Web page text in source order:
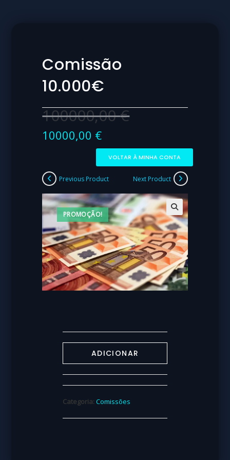
Comissão
10.000€
100000,00€
10000,00 €
VOLTAR À MINHA CONTA
PROMOÇÃO!
Previous Product Next Product
ADICIONAR
Categoria:Comissões